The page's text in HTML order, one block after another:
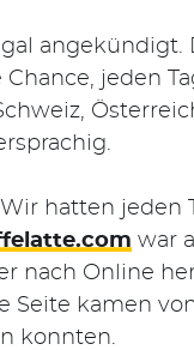
angekündigt.
jeden
hatten jeden
war
nach Online
Seite kamen
konnten.